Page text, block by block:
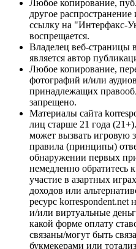
Любое копирование,
другое
ссылку на "Интерфакс-
воспрещается.
Владелец веб-страницы
является автор
Любое копирование,
фотографий и/или
принадлежащих
запрещено.
Материалы сайта
лиц старше 21 года
может вызвать игровую
правила (принципы)
обнаружении первых
немедленно обратитесь
участие в азартных
доходов или
ресурс korrespondent.net
и/или виртуальные
какой форме оплату
связаны/могут быть
букмекерами или